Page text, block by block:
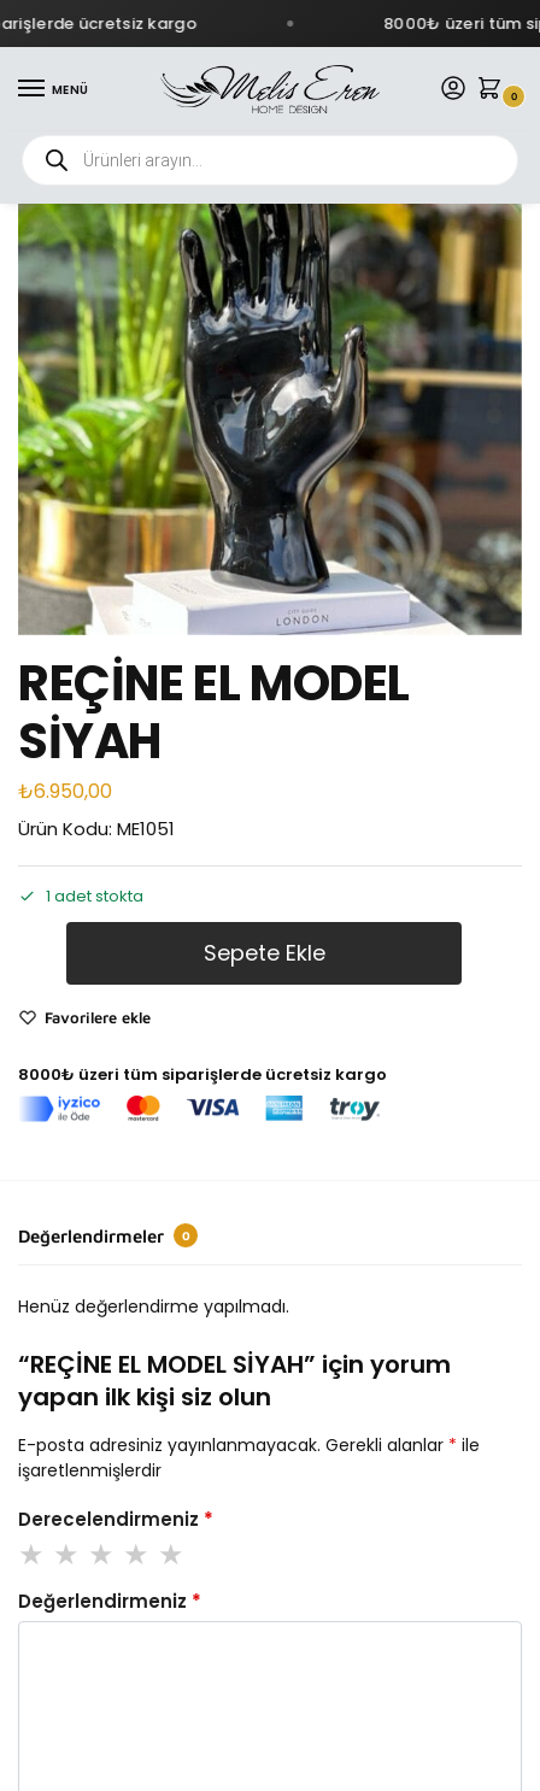
ücretsiz kargo 8000₺ üzeri tüm
MENÜ 0
REÇİNE EL MODEL
SİYAH
₺6.950,00
Ürün Kodu: ME1051
1 adet stokta
Sepete Ekle
Favorilere ekle
8000₺ üzeri tüm siparişlerde ücretsiz kargo
Değerlendirmeler 0
Henüz değerlendirme yapılmadı.
“REÇİNE EL MODEL SİYAH” için yorum
yapan ilk kişi siz olun
E-posta adresiniz yayınlanmayacak. Gerekli alanlar * ile
işaretlenmişlerdir
Derecelendirmeniz *
Değerlendirmeniz *